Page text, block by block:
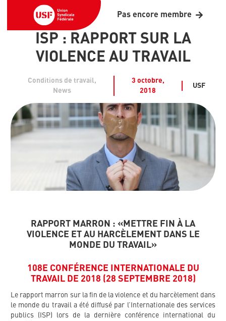
Pas encore membre
ISP : RAPPORT SUR LA
VIOLENCE AU TRAVAIL
Conditions de travail,
News
3 octobre,
2018
USF
RAPPORT MARRON : «METTRE FIN À LA
VIOLENCE ET AU HARCÈLEMENT DANS LE
MONDE DU TRAVAIL»
108E CONFÉRENCE INTERNATIONALE DU
TRAVAIL DE 2018 (28 SEPTEMBRE 2018)
Le rapport marron sur la fin de la violence et du harcèlement dans
le monde du travail a été diffusé par l’Internationale des services
publics (ISP) lors de la dernière conférence international du